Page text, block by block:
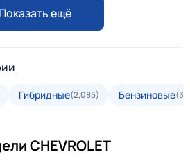
Показать ещё
Гибридные(2,085) Бензиновые
CHEVROLET